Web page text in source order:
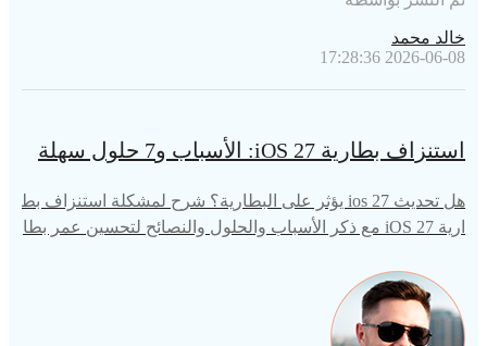
خالد محمد
2026-06-08 17:28:36
استنزاف بطارية iOS 27: الأسباب و7 حلول سهلة
هل تحديث ios 27 يؤثر على البطارية؟ شرح لمشكلة استنزاف بط
ارية iOS 27 مع ذكر الأسباب والحلول والنصائح لتحسين عمر بطا